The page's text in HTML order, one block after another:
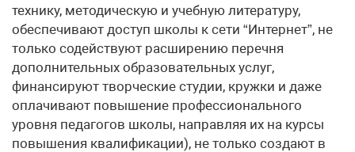
технику, методическую и учебную литературу,
обеспечивают доступ школы к сети “Интернет”, не
только содействуют расширению перечня
дополнительных образовательных услуг,
финансируют творческие студии, кружки и даже
оплачивают повышение профессионального
уровня педагогов школы, направляя их на курсы
повышения квалификации), не только создают в